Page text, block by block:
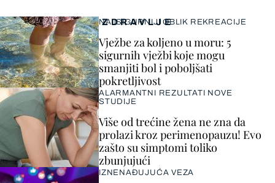
ZDRAVLJE
NAJSIGURNIJI OBLIK REKREACIJE
Vježbe za koljeno u moru: 5
sigurnih vježbi koje mogu
smanjiti bol i poboljšati
pokretljivost
ALARMANTNI REZULTATI NOVE
STUDIJE
Više od trećine žena ne zna da
prolazi kroz perimenopauzu! Evo
zašto su simptomi toliko
zbunjujući
IZNENAĐUJUĆA VEZA